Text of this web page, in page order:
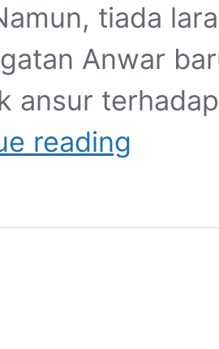
tiada
Anwar
ansur
reading